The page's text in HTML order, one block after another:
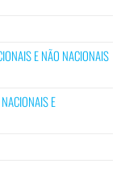
E NÃO NACIONAIS
E